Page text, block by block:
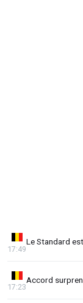
Le Standard
17:49
Accord
17:23